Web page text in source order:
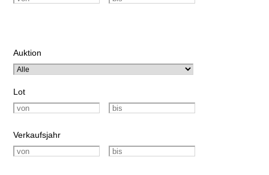
Auktion
Lot
Verkaufsjahr